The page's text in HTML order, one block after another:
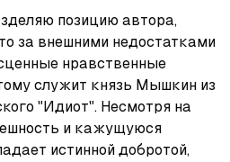
позицию автора,
за внешними недостатками
нравственные
служит князь Мышкин из
"Идиот". Несмотря на
и кажущуюся
истинной добротой,